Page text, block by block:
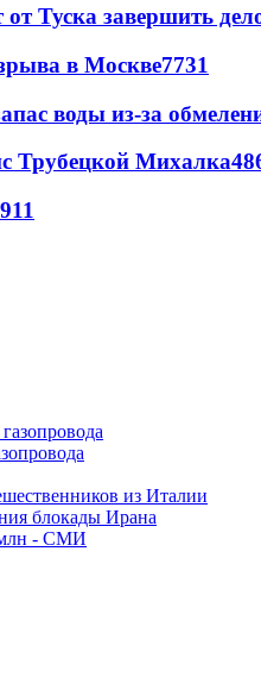
Туска завершить
в Москве7731
воды из-за
Трубецкой Михалка
из Италии
блокады Ирана
млн - СМИ